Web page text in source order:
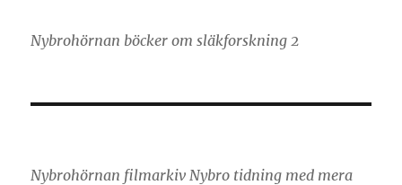
Nybrohörnan böcker om släkforskning 2
Nybrohörnan filmarkiv Nybro tidning med mera